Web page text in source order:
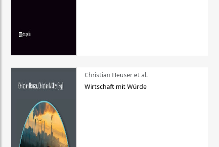
Christian Heuser et al.
Wirtschaft mit Würde